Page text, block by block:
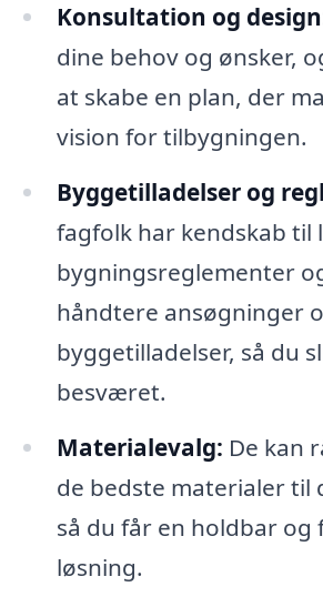
Konsultation og
dine behov og ønsker,
at skabe en plan, der
vision for tilbygningen.
Byggetilladelser og
fagfolk har kendskab til
bygningsreglementer
håndtere ansøgninger
byggetilladelser, så du
besværet.
Materialevalg: De kan
de bedste materialer til
så du får en holdbar og
løsning.